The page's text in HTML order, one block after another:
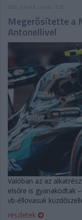
2026. július 8. szerda, 15:32
Megerősítette a
Antonellivel
Valóban az az
elsőre is gyanakodtak
vb-éllovasuk
részletek